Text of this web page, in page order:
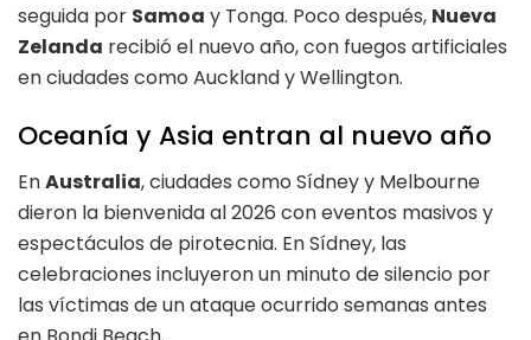
seguida por Samoa y Tonga. Poco después, Nueva
Zelanda recibió el nuevo año, con fuegos artificiales
en ciudades como Auckland y Wellington.
Oceanía y Asia entran al nuevo año
EnAustralia, ciudades como Sídney y Melbourne
dieron la bienvenida al 2026 con eventos masivos y
espectáculos de pirotecnia. En Sídney, las
celebraciones incluyeron un minuto de silencio por
las víctimas de un ataque ocurrido semanas antes